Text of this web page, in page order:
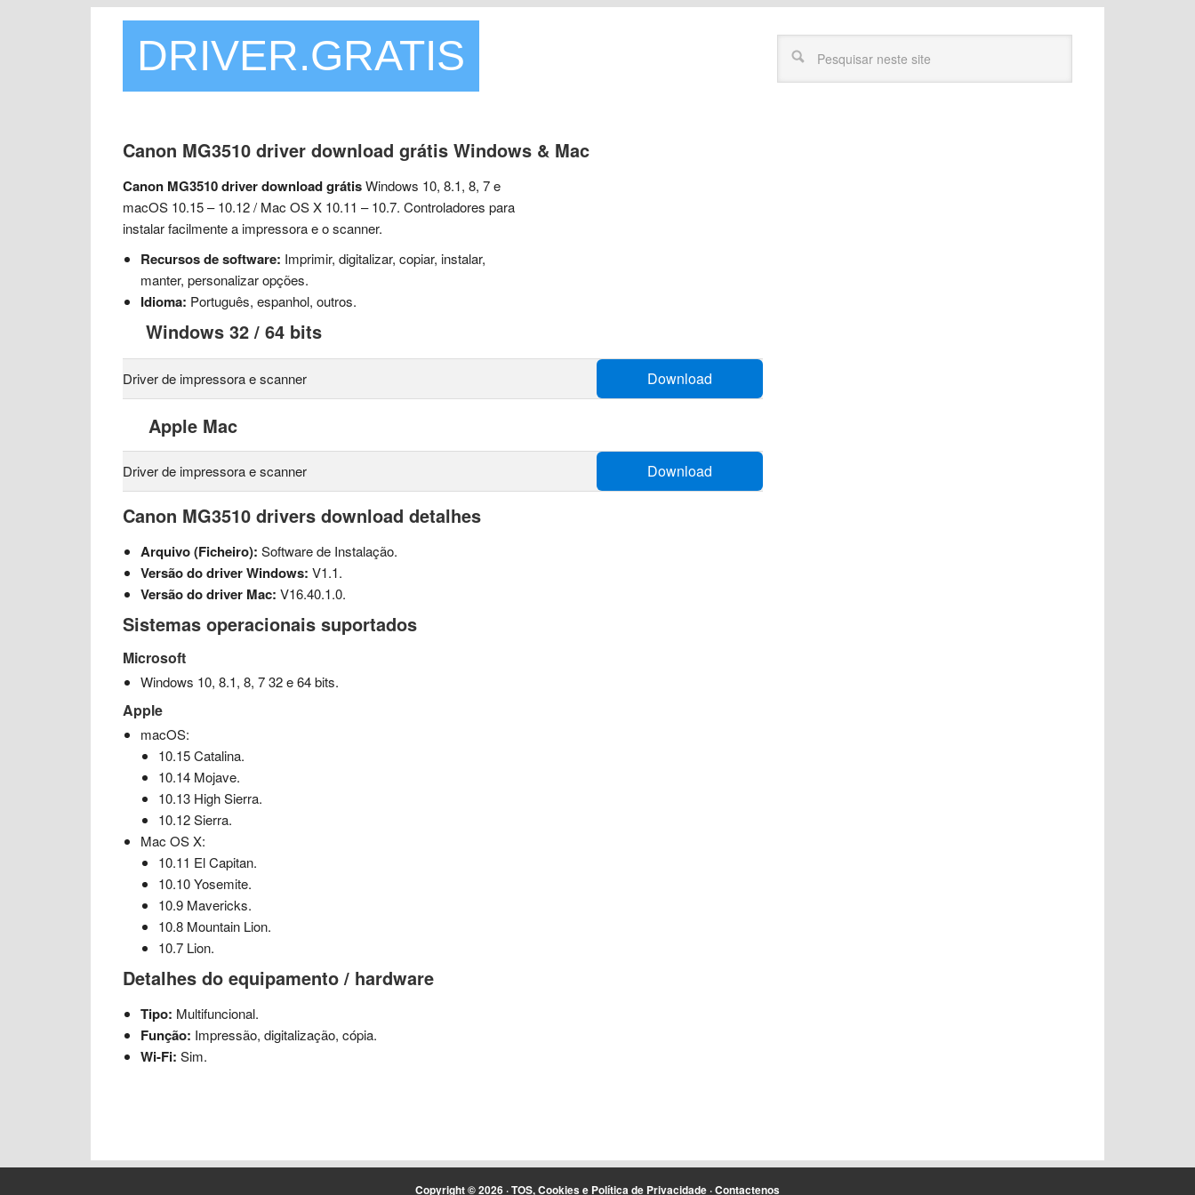
DRIVER.GRATIS
Canon MG3510 driver download grátis Windows & Mac
Canon MG3510 driver download grátisWindows 10, 8.1, 8, 7 e
macOS 10.15 – 10.12 / Mac OS X 10.11 – 10.7. Controladores para
instalar facilmente a impressora e o scanner.
Recursos de software: Imprimir, digitalizar, copiar, instalar,
manter, personalizar opções.
Idioma: Português, espanhol, outros.
Windows 32 / 64 bits
Driver de impressora e scanner Download
Apple Mac
Driver de impressora e scanner Download
Canon MG3510 drivers download detalhes
Arquivo (Ficheiro): Software de Instalação.
Versão do driver Windows: V1.1.
Versão do driver Mac: V16.40.1.0.
Sistemas operacionais suportados
Microsoft
Windows 10, 8.1, 8, 7 32 e 64 bits.
Apple
macOS:
10.15 Catalina.
10.14 Mojave.
10.13 High Sierra.
10.12 Sierra.
Mac OS X:
10.11 El Capitan.
10.10 Yosemite.
10.9 Mavericks.
10.8 Mountain Lion.
10.7 Lion.
Detalhes do equipamento / hardware
Tipo: Multifuncional.
Função: Impressão, digitalização, cópia.
Wi-Fi: Sim.
Copyright © 2026 ·TOS, Cookies e Política de Privacidade ·Contactenos